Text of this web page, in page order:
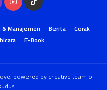
Manajemen Berita
Corak
E-Book
powered by creative team of